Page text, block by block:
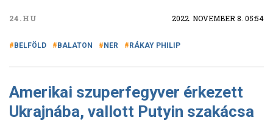
24.HU 2022. NOVEMBER 8. 05:54
BELFÖLD BALATON NER RÁKAY PHILIP
Amerikai szuperfegyver érkezett
Ukrajnába, vallott Putyin szakácsa